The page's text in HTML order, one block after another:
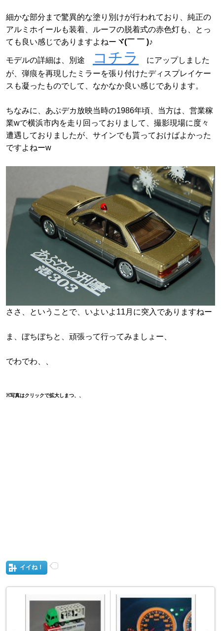
細かな部分まで驚異的な塗り別けが行われており、純正の
アルミホイールも装着、ルーフの脱着式の赤色灯も、とっ
ても良い感じでありますよねー ヾ(￣ ￣ )♪
モデルの詳細は、別途 コチラ
にアップしました
が、弾痕を再現したミラーを張り付けたディスプレイケー
スも凝ったものでして、なかなか良い感じであります。
ちなみに、あぶデカ放映当時の1986年頃、当方は、営業稼
業wで横浜市内を走り回っておりまして、撮影現場に度々
遭遇しておりましたが、サインでも貰っておけばよかった
ですよねーw
ささ、ということで、いよいよ11月に突入でありますねー
ま、ぼちぼちと、頑張って行ってみましょー、
でわでわ、、
※写真はクリックで拡大しまつ、、
イイね！